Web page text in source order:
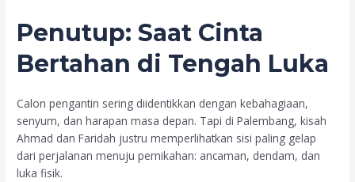
Penutup: Saat Cinta
Bertahan di Tengah Luka
Calon pengantin sering diidentikkan dengan kebahagiaan,
senyum, dan harapan masa depan. Tapi di Palembang, kisah
Ahmad dan Faridah justru memperlihatkan sisi paling gelap
dari perjalanan menuju pernikahan: ancaman, dendam, dan
luka fisik.